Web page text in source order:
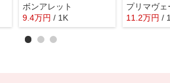
ボンアレット
9.4万円 / 1K
プリマヴェ
11.2万円 /